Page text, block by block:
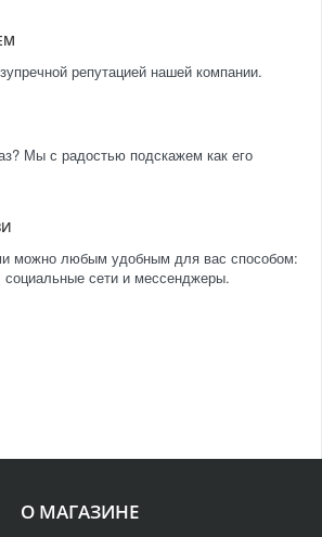
репутацией нашей компании.
Мы с радостью подскажем как его
можно любым удобным для вас способом:
сети и мессенджеры.
О МАГАЗИНЕ